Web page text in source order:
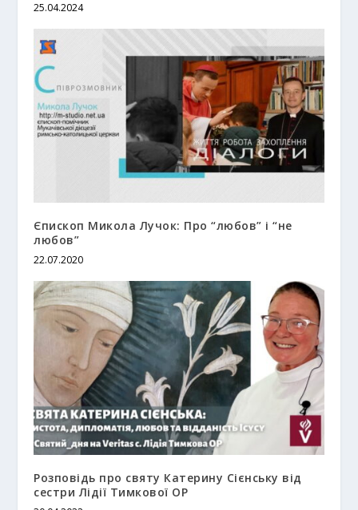
25.04.2024
Єпископ Микола Лучок: Про “любов” і “не
любов”
22.07.2020
Розповідь про святу Катерину Сієнську від
сестри Лідії Тимкової ОР